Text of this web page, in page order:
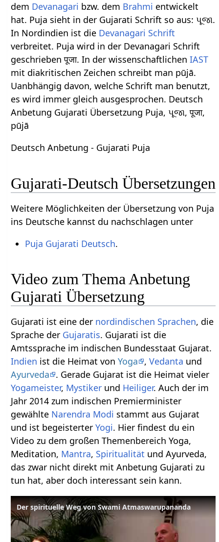
dem Devanagari bzw. dem Brahmi entwickelt
hat. Puja sieht in der Gujarati Schrift so aus: પૂજા.
In Nordindien ist die Devanagari Schrift
verbreitet. Puja wird in der Devanagari Schrift
geschrieben पूजा. In der wissenschaftlichenIAST
mit diakritischen Zeichen schreibt man pūjā.
Uanbhängig davon, welche Schrift man benutzt,
es wird immer gleich ausgesprochen. Deutsch
Anbetung Gujarati Übersetzung Puja, પૂજા, पूजा,
pūjā
Deutsch Anbetung - Gujarati Puja
Gujarati-Deutsch Übersetzungen
Weitere Möglichkeiten der Übersetzung von Puja
ins Deutsche kannst du nachschlagen unter
Puja Gujarati Deutsch.
Video zum Thema Anbetung
Gujarati Übersetzung
Gujarati ist eine der nordindischen Sprachen, die
Sprache der Gujaratis. Gujarati ist die
Amtssprache im indischen Bundesstaat Gujarat.
Indien ist die Heimat vonYoga ,Vedanta und
Ayurveda
. Gerade Gujarat ist die Heimat vieler
Yogameister, Mystiker und Heiliger. Auch der im
Jahr 2014 zum indischen Premierminister
gewählte Narendra Modi stammt aus Gujarat
und ist begeisterterYogi. Hier findest du ein
Video zu dem großen Themenbereich Yoga,
Meditation, Mantra, Spiritualität und Ayurveda,
das zwar nicht direkt mit Anbetung Gujarati zu
tun hat, aber doch interessant sein kann.
Der spirituelle Weg von Swami Atmaswarupananda